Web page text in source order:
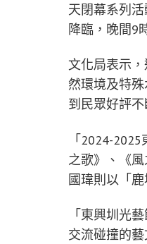
天閉幕系列
降臨，晚間9
文化局表示
然環境及特
到民眾好評
「2024-
之歌》、《
國瑋則以「
「東興圳光
交流碰撞的